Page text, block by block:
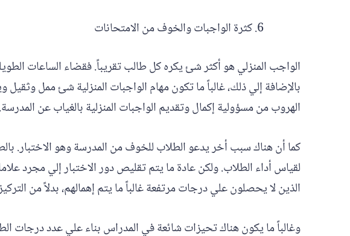
كثرة الواجبات والخوف من الامتحانات
الواجب المنزلي هو أكثر شئ يكره كل طالب تقريباً. فقضاء الساعات
بالإضافة إلي ذلك، غالباً ما تكون مهام الواجبات المنزلية شئ ممل
الهروب من مسؤولية إكمال وتقديم الواجبات المنزلية بالغياب عن المدرسة.
كما أن هناك سبب أخر يدعو الطلاب للخوف من المدرسة وهو الاختبار.
لقياس أداء الطلاب. ولكن عادة ما يتم تقليص دور الاختبار إلي مجرد
الذين لا يحصلون علي درجات مرتفعة غالباً ما يتم إهمالهم، بدلاً من
وغالباً ما يكون هناك تحيزات شائعة في المدراس بناء علي عدد درجات